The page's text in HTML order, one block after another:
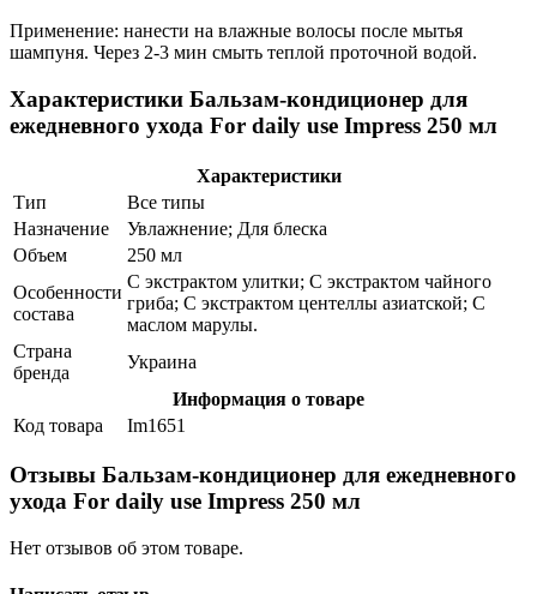
Применение: нанести на влажные волосы после мытья
шампуня. Через 2-3 мин смыть теплой проточной водой.
Характеристики Бальзам-кондиционер для
ежедневного ухода For daily use Impress 250 мл
Характеристики
Тип
Все типы
Назначение
Увлажнение; Для блеска
Объем
250 мл
Особенности
состава
С экстрактом улитки; С экстрактом чайного
гриба; С экстрактом центеллы азиатской; С
маслом марулы.
Страна
бренда
Украина
Информация о товаре
Код товара
Im1651
Отзывы Бальзам-кондиционер для ежедневного
ухода For daily use Impress 250 мл
Нет отзывов об этом товаре.